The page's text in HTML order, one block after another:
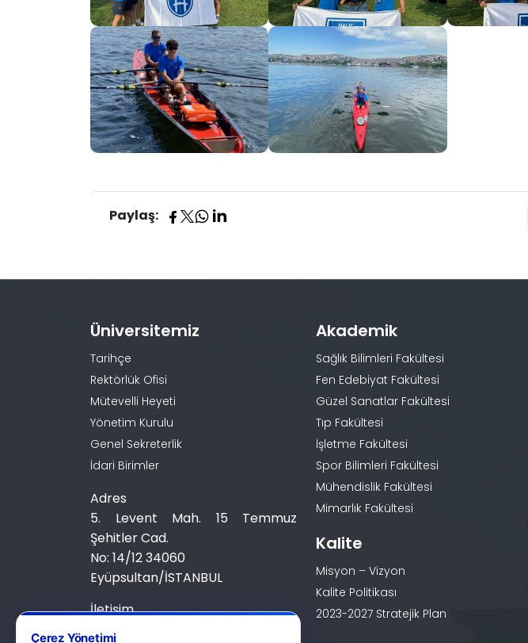
Paylaş:
Üniversitemiz
Tarihçe
Rektörlük Ofisi
Mütevelli Heyeti
Yönetim Kurulu
Genel Sekreterlik
İdari Birimler
Adres
5. Levent Mah. 15 Temmuz
Şehitler Cad.
No: 14/12 34060
Eyüpsultan/İSTANBUL
İletişim
0 (212) 924 24 44
Akademik
Sağlık Bilimleri Fakültesi
Fen Edebiyat Fakültesi
Güzel Sanatlar Fakültesi
Tıp Fakültesi
İşletme Fakültesi
Spor Bilimleri Fakültesi
Mühendislik Fakültesi
Mimarlık Fakültesi
Kalite
Misyon – Vizyon
Kalite Politikası
2023-2027 Stratejik Plan
Çerez Yönetimi